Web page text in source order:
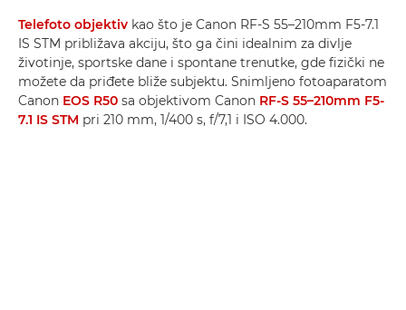
Telefoto objektiv kao što je Canon RF-S 55–210mm F5-7.1
IS STM približava akciju, što ga čini idealnim za divlje
životinje, sportske dane i spontane trenutke, gde fizički ne
možete da priđete bliže subjektu. Snimljeno fotoaparatom
Canon EOS R50 sa objektivom Canon RF-S 55–210mm F5-
7.1 IS STM pri 210 mm, 1/400 s, f/7,1 i ISO 4.000.